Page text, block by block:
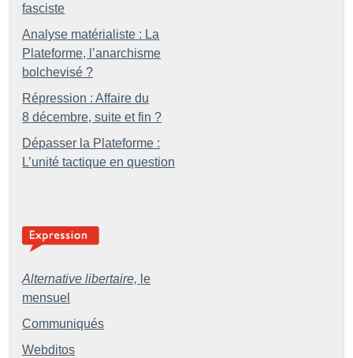
fasciste
Analyse matérialiste : La
Plateforme, l’anarchisme
bolchevisé ?
Répression : Affaire du
8 décembre, suite et fin ?
Dépasser la Plateforme :
L’unité tactique en question
Alternative libertaire, le
mensuel
Communiqués
Webditos